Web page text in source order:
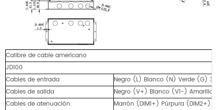
Calibre de cable americano
JD100
Cables de entrada
Negro (L) Blanco (N) Verde (G)
Cables de salida
Negro (V+) Blanco (V1-) Amarillo
Cables de atenuación
Marrón (DIM1+) Púrpura (DIM2+)